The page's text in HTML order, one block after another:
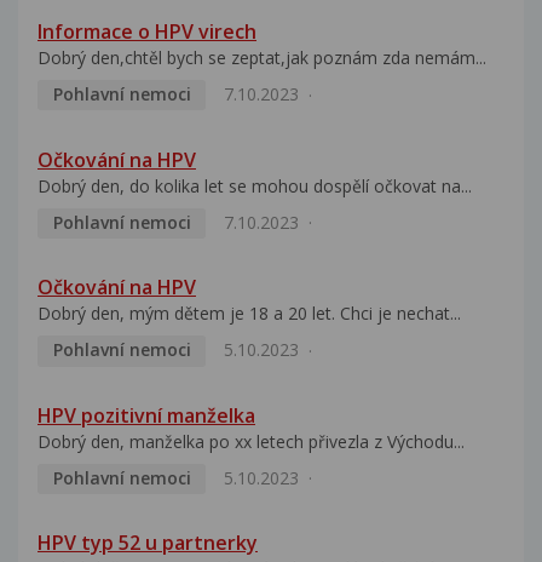
Informace o HPV virech
Dobrý den,chtěl bych se zeptat,jak poznám zda nemám...
Pohlavní nemoci
7.10.2023
Očkování na HPV
Dobrý den, do kolika let se mohou dospělí očkovat na...
Pohlavní nemoci
7.10.2023
Očkování na HPV
Dobrý den, mým dětem je 18 a 20 let. Chci je nechat...
Pohlavní nemoci
5.10.2023
HPV pozitivní manželka
Dobrý den, manželka po xx letech přivezla z Východu...
Pohlavní nemoci
5.10.2023
HPV typ 52 u partnerky